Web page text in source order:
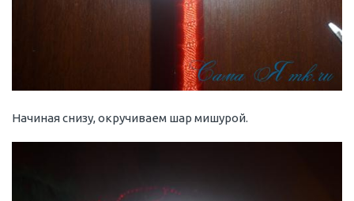
Начиная снизу, окручиваем шар мишурой.